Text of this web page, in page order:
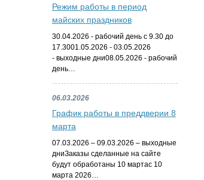
Режим работы в период
майских праздников
30.04.2026 - рабочий день с 9.30 до
17.3001.05.2026 - 03.05.2026
- выходные дни08.05.2026 - рабочий
день…
06.03.2026
График работы в преддверии 8
марта
07.03.2026 – 09.03.2026 – выходные
дниЗаказы сделанные на сайте
будут обработаны 10 мартас 10
марта 2026…